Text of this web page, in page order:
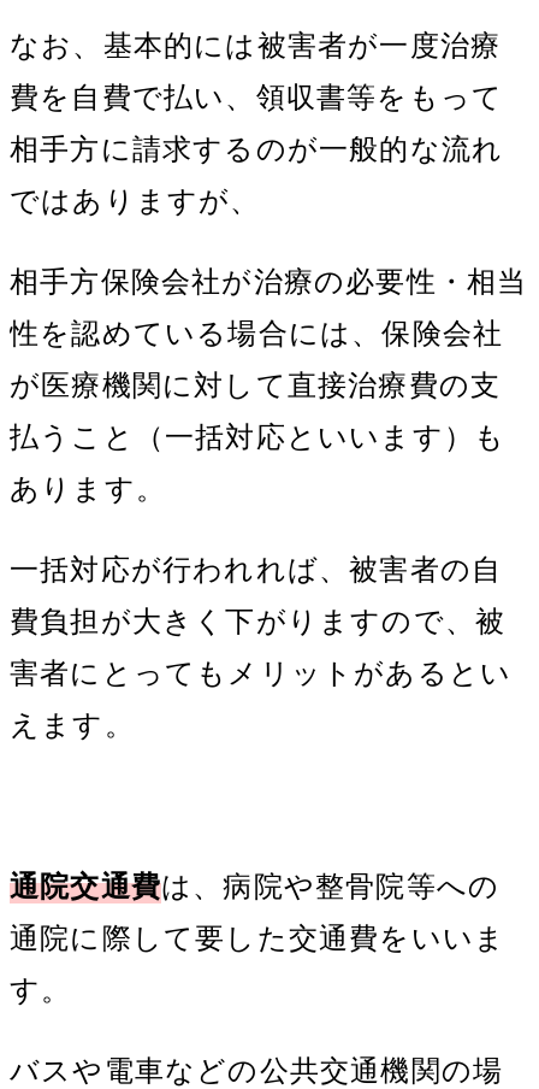
なお、基本的には被害者が一度治療
費を自費で払い、領収書等をもって
相手方に請求するのが一般的な流れ
ではありますが、
相手方保険会社が治療の必要性・相当
性を認めている場合には、保険会社
が医療機関に対して直接治療費の支
払うこと（一括対応といいます）も
あります。
一括対応が行われれば、被害者の自
費負担が大きく下がりますので、被
害者にとってもメリットがあるとい
えます。
通院交通費は、病院や整骨院等への
通院に際して要した交通費をいいま
す。
バスや電車などの公共交通機関の場